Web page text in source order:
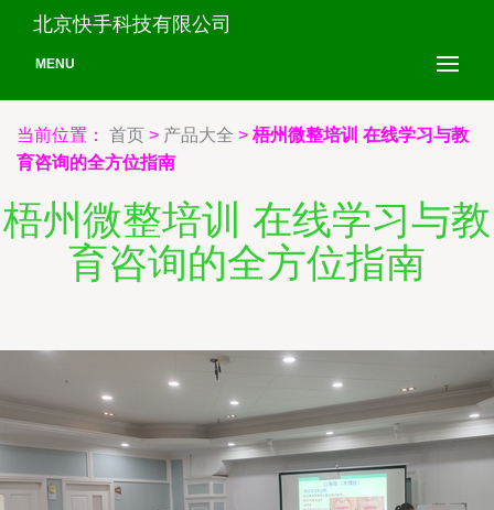
北京快手科技有限公司
MENU
当前位置： 首页 > 产品大全 > 梧州微整培训 在线学习与教
育咨询的全方位指南
梧州微整培训 在线学习与教
育咨询的全方位指南